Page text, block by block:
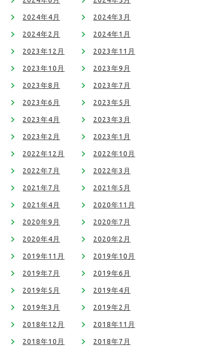
2024年4月 2024年3月
2024年2月 2024年1月
2023年12月 2023年11月
2023年10月 2023年9月
2023年8月 2023年7月
2023年6月 2023年5月
2023年4月 2023年3月
2023年2月 2023年1月
2022年12月 2022年10月
2022年7月 2022年3月
2021年7月 2021年5月
2021年4月 2020年11月
2020年9月 2020年7月
2020年4月 2020年2月
2019年11月 2019年10月
2019年7月 2019年6月
2019年5月 2019年4月
2019年3月 2019年2月
2018年12月 2018年11月
2018年10月 2018年7月